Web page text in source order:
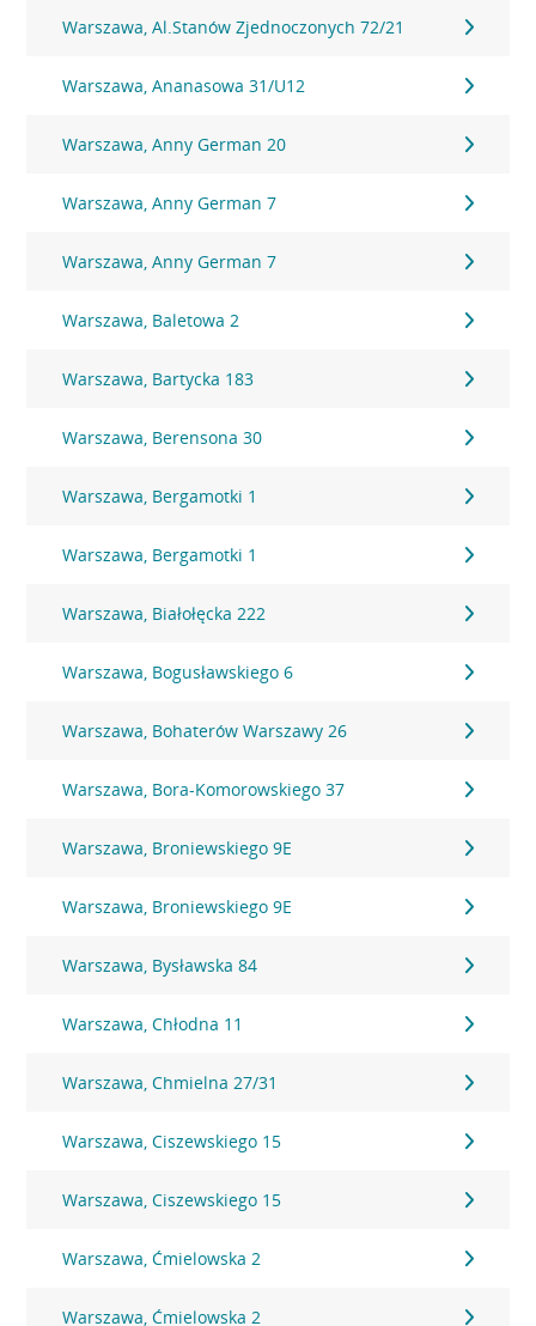
Warszawa, Al.Stanów Zjednoczonych 72/21
Warszawa, Ananasowa 31/U12
Warszawa, Anny German 20
Warszawa, Anny German 7
Warszawa, Anny German 7
Warszawa, Baletowa 2
Warszawa, Bartycka 183
Warszawa, Berensona 30
Warszawa, Bergamotki 1
Warszawa, Bergamotki 1
Warszawa, Białołęcka 222
Warszawa, Bogusławskiego 6
Warszawa, Bohaterów Warszawy 26
Warszawa, Bora-Komorowskiego 37
Warszawa, Broniewskiego 9E
Warszawa, Broniewskiego 9E
Warszawa, Bysławska 84
Warszawa, Chłodna 11
Warszawa, Chmielna 27/31
Warszawa, Ciszewskiego 15
Warszawa, Ciszewskiego 15
Warszawa, Ćmielowska 2
Warszawa, Ćmielowska 2